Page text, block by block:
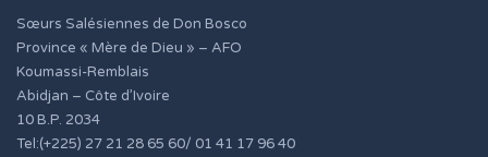
Sœurs Salésiennes de Don Bosco
Province « Mère de Dieu » – AFO
Koumassi-Remblais
Abidjan – Côte d’Ivoire
10 B.P. 2034
Tel:(+225) 27 21 28 65 60/ 01 41 17 96 40